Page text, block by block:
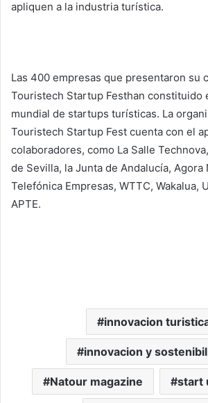
apliquen a la industria turística.
Las 400 empresas que presentaron su
Touristech Startup Festhan constituido
mundial de startups turísticas. La
Touristech Startup Fest cuenta con el
colaboradores, como La Salle
de Sevilla, la Junta de Andalucía, Agora
Telefónica Empresas, WTTC, Wakalua,
APTE.
innovacion
innovacion y
Natour magazine start